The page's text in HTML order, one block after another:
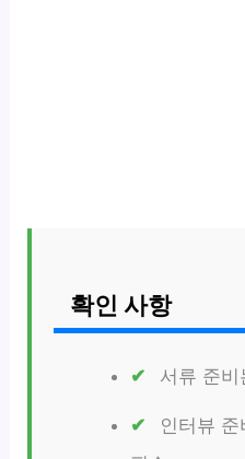
확인 사항
서류 준비
인터뷰